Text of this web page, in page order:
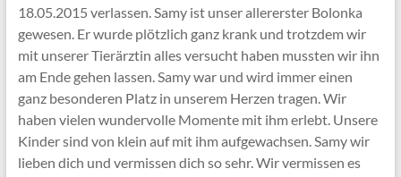
18.05.2015 verlassen. Samy ist unser allererster Bolonka
gewesen. Er wurde plötzlich ganz krank und trotzdem wir
mit unserer Tierärztin alles versucht haben mussten wir ihn
am Ende gehen lassen. Samy war und wird immer einen
ganz besonderen Platz in unserem Herzen tragen. Wir
haben vielen wundervolle Momente mit ihm erlebt. Unsere
Kinder sind von klein auf mit ihm aufgewachsen. Samy wir
lieben dich und vermissen dich so sehr. Wir vermissen es